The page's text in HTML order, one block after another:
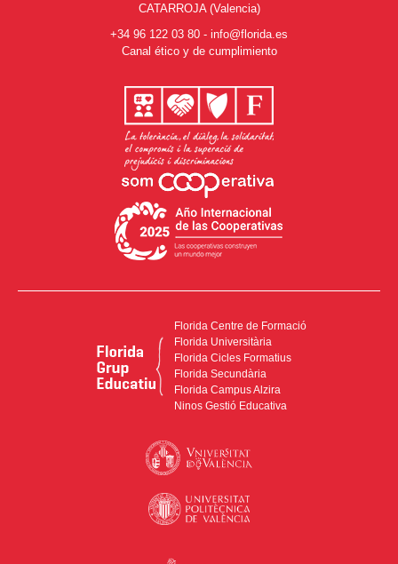
CATARROJA (Valencia)
+34 96 122 03 80 - info@florida.es
Canal ético y de cumplimiento
Florida Centre de Formació
Florida Universitària
Florida Cicles Formatius
Florida Secundària
Florida Campus Alzira
Ninos Gestió Educativa